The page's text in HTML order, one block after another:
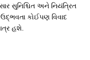
સુનિશ્ચિત અને નિયંત્રિત
કોઈપણ વિવાદ
હશે.